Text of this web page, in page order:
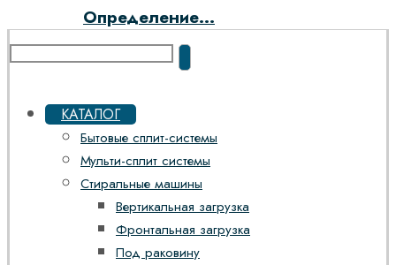
Определение...
КАТАЛОГ
Бытовые сплит-системы
Мульти-сплит системы
Стиральные машины
Вертикальная загрузка
Фронтальная загрузка
Под раковину